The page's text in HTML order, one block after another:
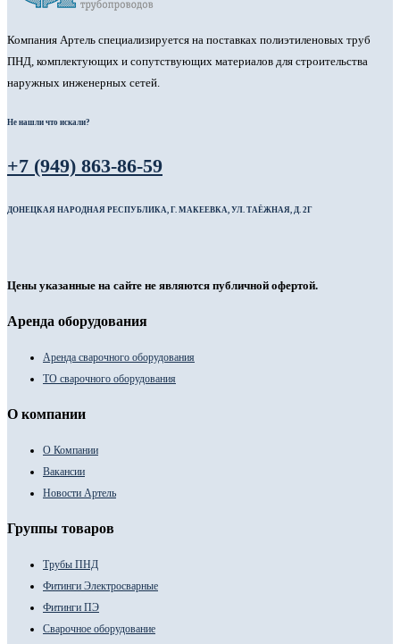
Компания Артель специализируется на поставках полиэтиленовых труб
ПНД, комплектующих и сопутствующих материалов для строительства
наружных инженерных сетей.
Не нашли что искали?
+7 (949) 863-86-59
ДОНЕЦКАЯ НАРОДНАЯ РЕСПУБЛИКА, Г. МАКЕЕВКА, УЛ. ТАЁЖНАЯ, Д. 2Г
Цены указанные на сайте не являются публичной офертой.
Аренда оборудования
Аренда сварочного оборудования
ТО сварочного оборудования
О компании
О Компании
Вакансии
Новости Артель
Группы товаров
Трубы ПНД
Фитинги Электросварные
Фитинги ПЭ
Сварочное оборудование